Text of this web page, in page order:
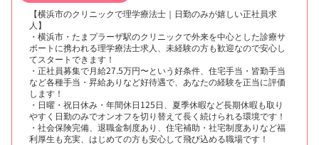
【横浜市のクリニックで理学療法士｜日勤のみが嬉しい正社員求
人】
・横浜市・たまプラーザ駅のクリニックで外来を中心とした診療サ
ポートに携われる理学療法士求人、未経験の方も歓迎なので安心し
てスタートできます！
・正社員募集で月給27.5万円〜という好条件、住宅手当・皆勤手当
など各種手当・昇給ありなど好待遇で、あなたの経験を正当に評価
します！
・日曜・祝日休み・年間休日125日、夏季休暇など長期休暇も取り
やすく日勤のみでオンオフを切り替えて長く続けられる環境です！
・社会保険完備、退職金制度あり、住宅補助・社宅制度ありなど福
利厚生も充実、はじめての方も安心して飛び込める職場です！